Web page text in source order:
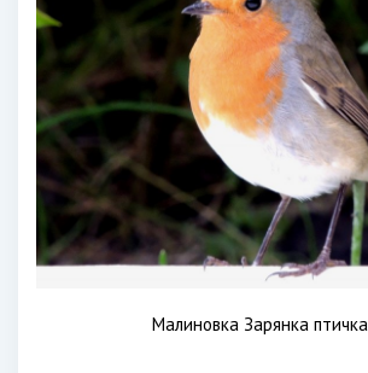
Малиновка Зарянка птичка